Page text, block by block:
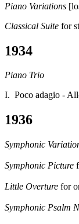
Piano Variations
Classical Suite for
1934
Piano Trio
I. Poco adagio -
1936
Symphonic
Symphonic Picture
Little Overture for
Symphonic Psalm